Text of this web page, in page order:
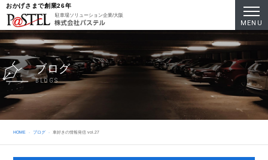
おかげさまで創業26年
駐車場ソリューション企業/大阪
ブログ
BLOGS
HOME ブログ 車好きの情報発信 vol.27
MENU